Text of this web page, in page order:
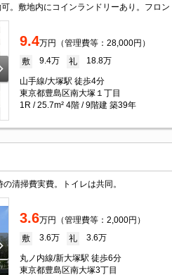
9.4万円（管理費等：28,000円）
敷 9.4万 礼 18.8万
山手線/大塚駅 徒歩4分
東京都豊島区南大塚１丁目
1R / 25.7m² 4階 / 9階建 築39年
清掃費実費。トイレは共同。
3.6万円（管理費等：2,000円）
敷 3.6万 礼 3.6万
丸ノ内線/新大塚駅 徒歩6分
東京都豊島区南大塚3丁目